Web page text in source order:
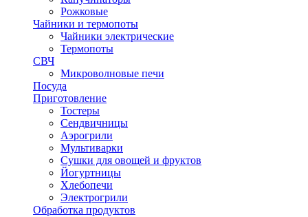
Рожковые
Чайники и термопоты
Чайники электрические
Термопоты
СВЧ
Микроволновые печи
Посуда
Приготовление
Тостеры
Сендвичницы
Аэрогрили
Мультиварки
Сушки для овощей и фруктов
Йогуртницы
Хлебопечи
Электрогрили
Обработка продуктов